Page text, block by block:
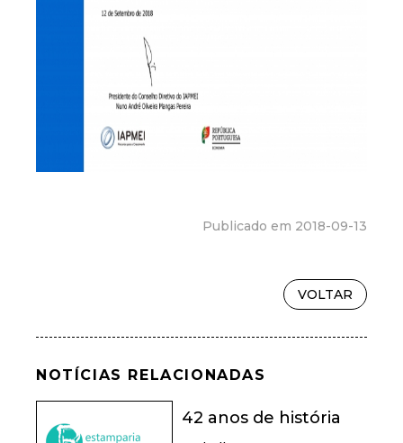
Publicado em 2018-09-13
VOLTAR
NOTÍCIAS RELACIONADAS
42 anos de história